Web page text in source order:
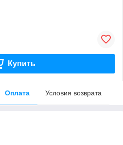
Купить
Оплата Условия возврата